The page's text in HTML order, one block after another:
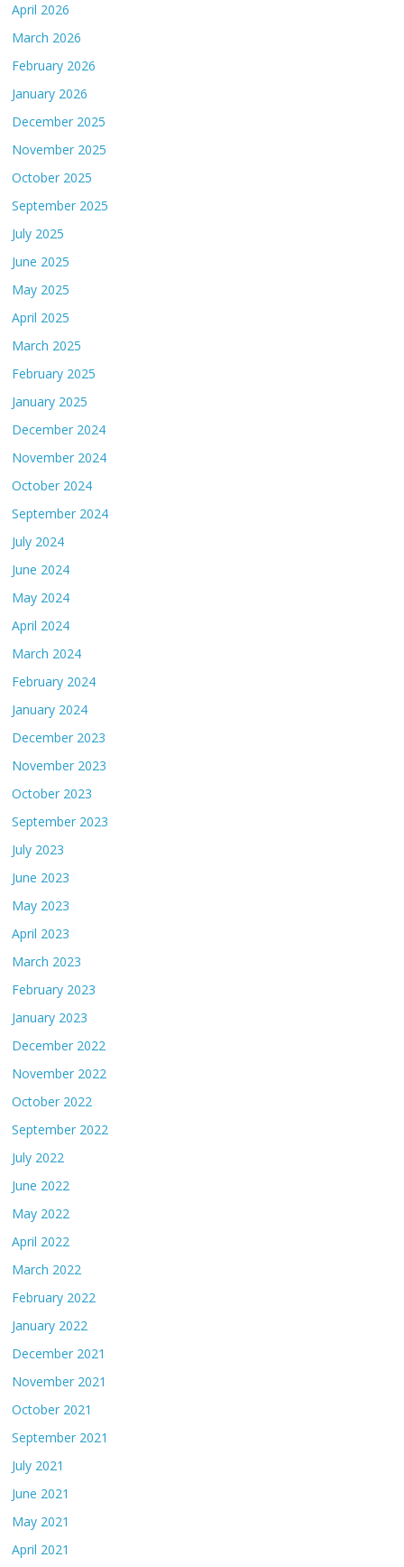
April 2026
March 2026
February 2026
January 2026
December 2025
November 2025
October 2025
September 2025
July 2025
June 2025
May 2025
April 2025
March 2025
February 2025
January 2025
December 2024
November 2024
October 2024
September 2024
July 2024
June 2024
May 2024
April 2024
March 2024
February 2024
January 2024
December 2023
November 2023
October 2023
September 2023
July 2023
June 2023
May 2023
April 2023
March 2023
February 2023
January 2023
December 2022
November 2022
October 2022
September 2022
July 2022
June 2022
May 2022
April 2022
March 2022
February 2022
January 2022
December 2021
November 2021
October 2021
September 2021
July 2021
June 2021
May 2021
April 2021